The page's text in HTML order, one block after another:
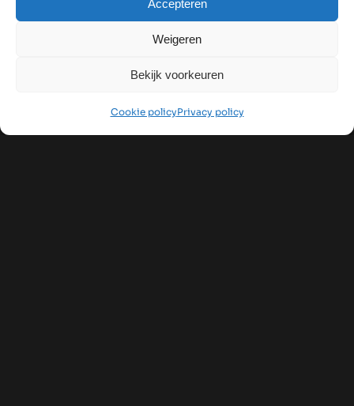
Accepteren
Weigeren
Bekijk voorkeuren
Cookie policyPrivacy policy